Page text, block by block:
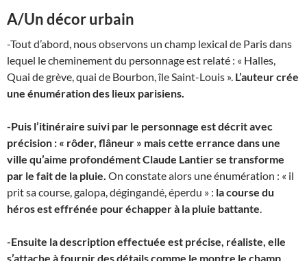
A/Un décor urbain
-Tout d’abord, nous observons un champ lexical de Paris dans
lequel le cheminement du personnage est relaté : « Halles,
Quai de grève, quai de Bourbon, île Saint-Louis ». L’auteur crée
une énumération des lieux parisiens.
-Puis l’itinéraire suivi par le personnage est décrit avec
précision : « rôder, flâneur » mais cette errance dans une
ville qu’aime profondément Claude Lantier se transforme
par le fait de la pluie. On constate alors une énumération : « il
prit sa course, galopa, dégingandé, éperdu » : la course du
héros est effrénée pour échapper à la pluie battante.
-Ensuite la description effectuée est précise, réaliste, elle
s’attache à fournir des détails comme le montre le champ